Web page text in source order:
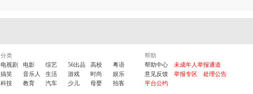
分类
电视剧
电影 综艺 56出品 高校
粤语
搞笑
音乐人 生活 游戏 时尚
娱乐
科技
教育 汽车 少儿 母婴 拍客
帮助
帮助中心
未成年人举报通道
意见反馈
举报专区
处理公告
平台公约